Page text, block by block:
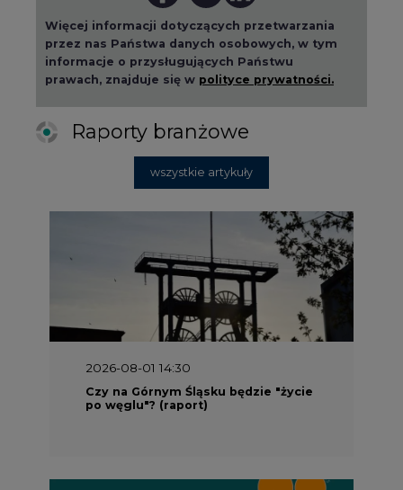
Więcej informacji dotyczących przetwarzania
przez nas Państwa danych osobowych, w tym
informacje o przysługujących Państwu
prawach, znajduje się w polityce prywatności.
Raporty branżowe
wszystkie artykuły
2026-08-01 14:30
Czy na Górnym Śląsku będzie "życie
po węglu"? (raport)